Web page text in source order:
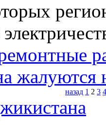
назад 1 2 3 4